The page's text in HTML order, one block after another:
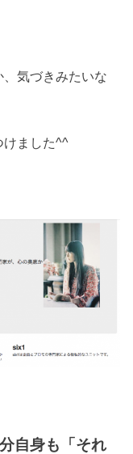
気づきみたいな
けました^^
自身も「それ